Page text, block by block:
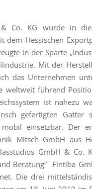
Co. KG wurde in
dem Hessischen
in der Sparte
Mit der
das Unternehmen
weltweit führend
ist nahezu
gefertigten
einsetzbar. Der
Mitsch GmbH aus
GmbH & Co.
Beratung“ Fintiba
Die drei